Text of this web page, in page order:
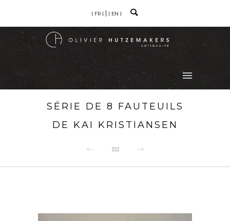
[ FR ] [ EN ]
SÉRIE DE 8 FAUTEUILS
DE KAI KRISTIANSEN